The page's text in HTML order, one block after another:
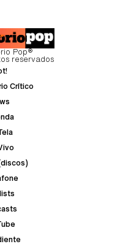
Pop®
reservados
Crítico